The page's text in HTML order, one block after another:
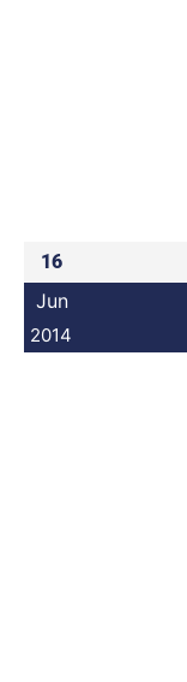
16
Jun
2014